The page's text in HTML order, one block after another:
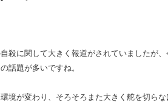
殺に関して大きく報道がされていましたが
話題が多いですね。
境が変わり、そろそろまた大きく舵を切ら